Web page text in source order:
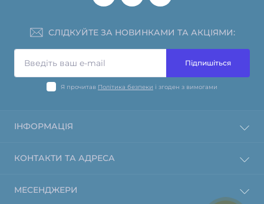
СЛІДКУЙТЕ ЗА НОВИНКАМИ ТА АКЦІЯМИ:
Підпишіться
Я прочитав Політика безпеки і згоден з вимогами
ІНФОРМАЦІЯ
Політика повернення та відшкодування
Інформація про доставку
КОНТАКТИ ТА АДРЕСА
МЕСЕНДЖЕРИ